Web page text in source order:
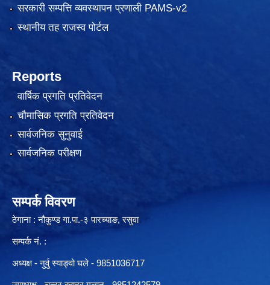
सरकारी सम्पत्ति व्यवस्थापन प्रणाली PAMS-v2
स्थानीय तह राजस्व पोर्टल
Reports
वार्षिक प्रगति प्रतिवेदन
चौमासिक प्रगति प्रतिवेदन
सार्वजनिक सुनुवाई
सार्वजनिक परीक्षण
सम्पर्क विवरण
ठेगाना : नौकुण्ड गा.पा.-३ पारच्याङ, रसुवा
सम्पर्क नं. :
अध्यक्ष - नुर्वु स्याङ्वो घले - 9851036717